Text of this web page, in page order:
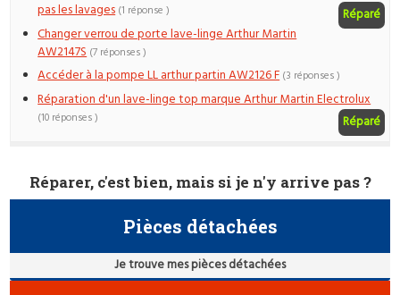
pas les lavages
Réparé
(1 réponse )
Changer verrou de porte lave-linge Arthur Martin
AW2147S (7 réponses )
Accéder à la pompe LL arthur partin AW2126 F (3 réponses )
Réparation d'un lave-linge top marque Arthur Martin Electrolux
Réparé
(10 réponses )
Réparer, c'est bien, mais si je n'y arrive pas ?
Pièces détachées
Je trouve mes pièces détachées